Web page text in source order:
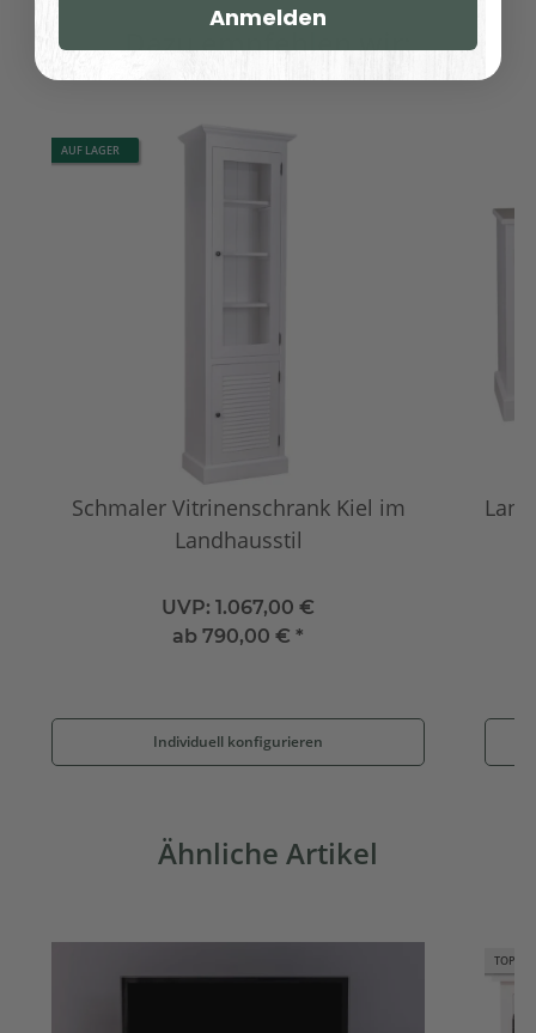
Dazu empfehlen wir:
AUF LAGER
Schmaler Vitrinenschrank Kiel im
Landhausstil
UVP: 1.067,00 €
ab790,00 € *
Individuell konfigurieren
Ähnliche Artikel
TOP
Anmelden